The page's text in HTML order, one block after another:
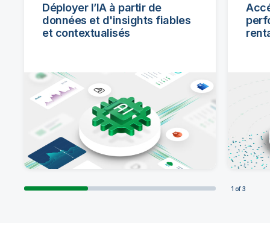
Déployer l’IA à partir de
données et d'insights fiables
et contextualisés
1 of3